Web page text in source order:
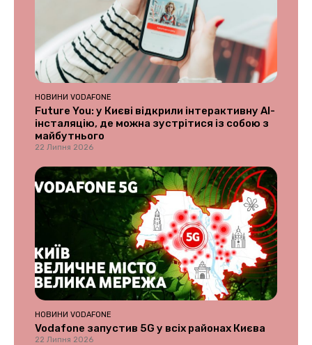
НОВИНИ VODAFONE
Future You: у Києві відкрили інтерактивну AI-
інсталяцію, де можна зустрітися із собою з
майбутнього
22 Липня 2026
НОВИНИ VODAFONE
Vodafone запустив 5G у всіх районах Києва
22 Липня 2026